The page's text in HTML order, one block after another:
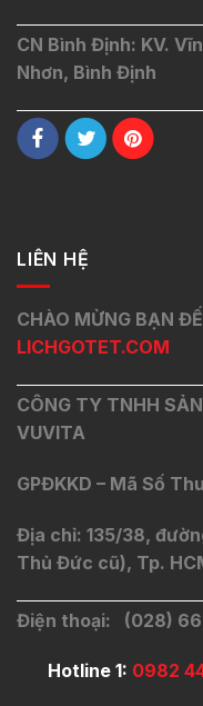
CN Bình Định: KV.
Nhơn, Bình Định
LIÊN HỆ
CHÀO MỪNG BẠN
LICHGOTET.COM
CÔNG TY TNHH
VUVITA
GPĐKKD – Mã Số
Địa chỉ: 135/38,
Thủ Đức cũ), Tp.
Điện thoại: (028)
Hotline 1: 0982